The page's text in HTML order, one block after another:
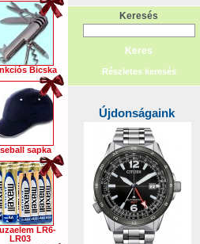
Bicska
sapka
LR6-
LR03
Keresés
Részletes keresés
Újdonságaink